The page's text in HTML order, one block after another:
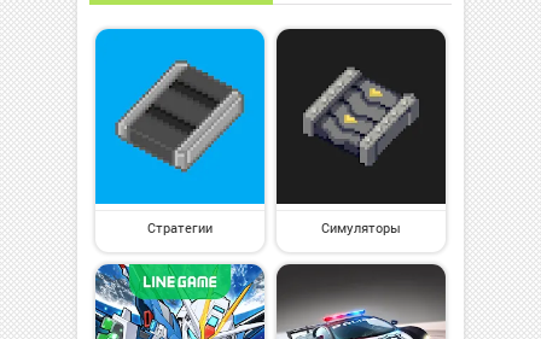
Стратегии Симуляторы